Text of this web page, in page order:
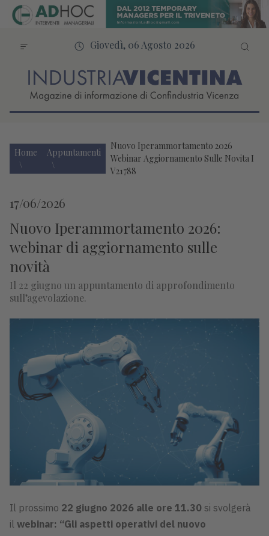
Giovedì, 06 Agosto 2026
Home Appuntamenti
Nuovo Iperammortamento 2026
Webinar Aggiornamento Sulle Novita I
V21788
17/06/2026
Nuovo Iperammortamento 2026:
webinar di aggiornamento sulle
novità
Il 22 giugno un appuntamento di approfondimento
sull’agevolazione.
Il prossimo 22 giugno 2026 alle ore 11.30 si svolgerà
il webinar: “Gli aspetti operativi del nuovo